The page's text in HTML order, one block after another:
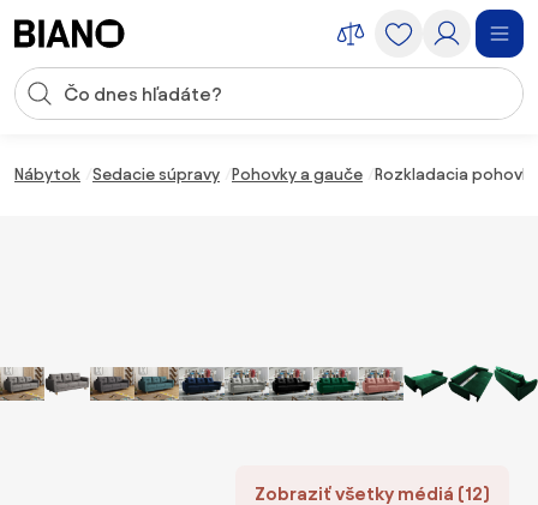
Vstup pre vyhľadávanie
Nábytok Sedacie súpravy Pohovky a gauče Rozkladacia
Zobraziť všetky médiá (12)